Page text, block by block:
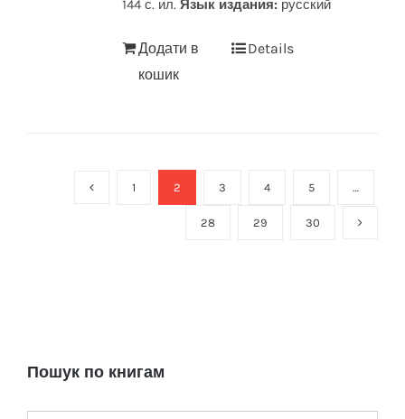
144 с. ил. Язык издания: русский
Додати в
кошик
Details
1 2 3 4 5 …
28 29 30
Пошук по книгам